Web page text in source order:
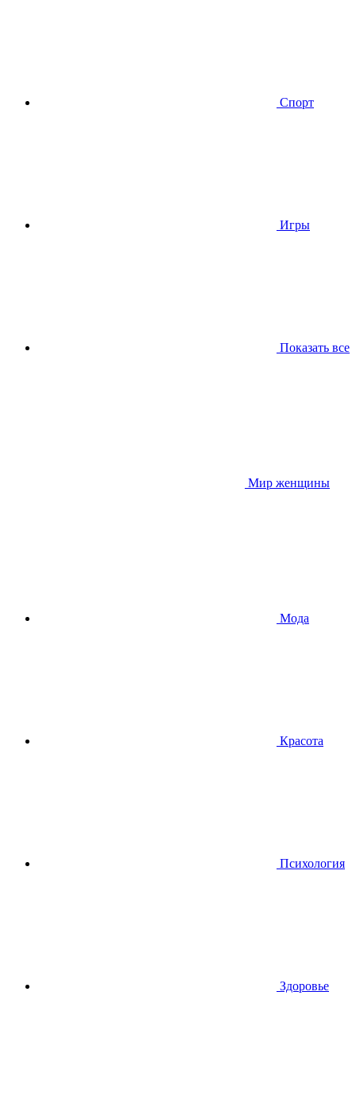
Спорт
Игры
Показать все
Мир женщины
Мода
Красота
Психология
Здоровье